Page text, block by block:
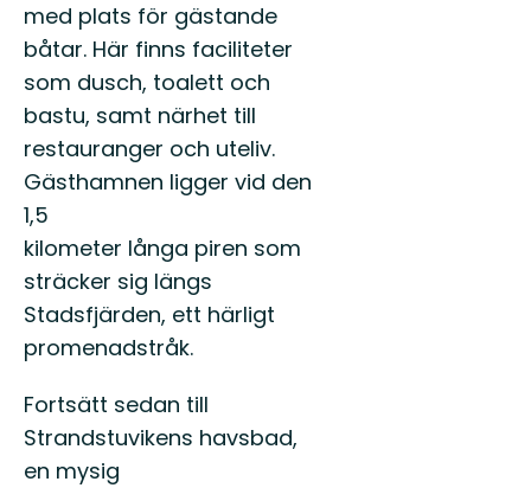
med plats för gästande
båtar. Här finns faciliteter
som dusch, toalett och
bastu, samt närhet till
restauranger och uteliv.
Gästhamnen ligger vid den
1,5
kilometer långa piren som
sträcker sig längs
Stadsfjärden, ett härligt
promenadstråk.
Fortsätt sedan till
Strandstuvikens havsbad,
en mysig